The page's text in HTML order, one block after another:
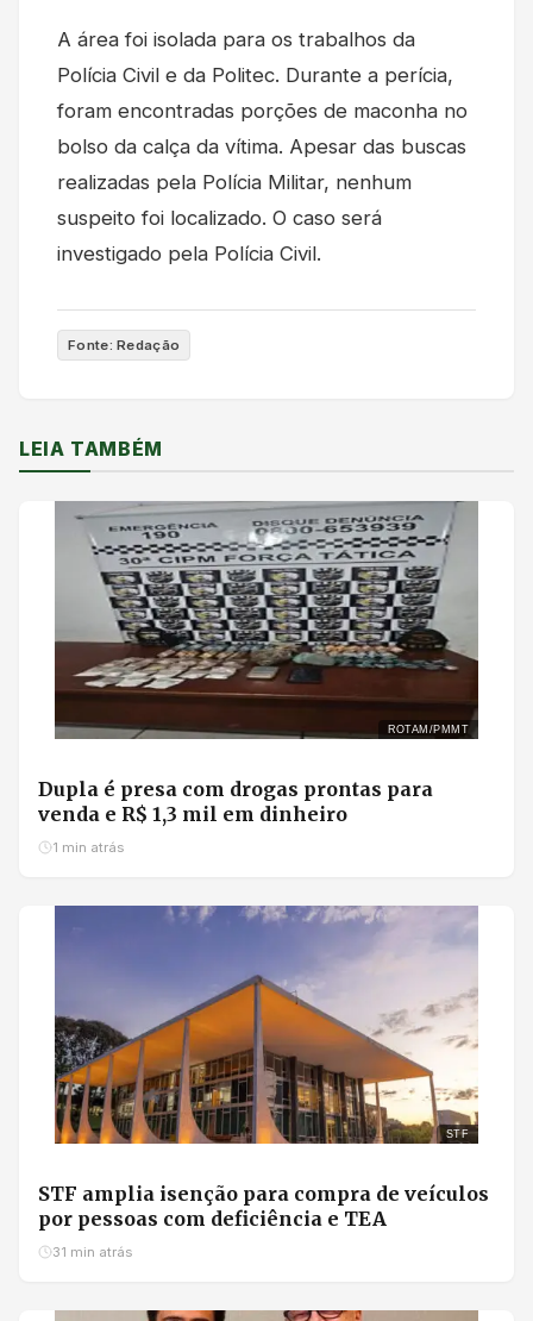
A área foi isolada para os trabalhos da
Polícia Civil e da Politec. Durante a perícia,
foram encontradas porções de maconha no
bolso da calça da vítima. Apesar das buscas
realizadas pela Polícia Militar, nenhum
suspeito foi localizado. O caso será
investigado pela Polícia Civil.
Fonte: Redação
LEIA TAMBÉM
ROTAM/PMMT
Dupla é presa com drogas prontas para
venda e R$ 1,3 mil em dinheiro
1 min atrás
STF
STF amplia isenção para compra de veículos
por pessoas com deficiência e TEA
31 min atrás